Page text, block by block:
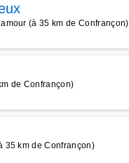
(à 35 km de Confrançon)
de Confrançon)
35 km de Confrançon)